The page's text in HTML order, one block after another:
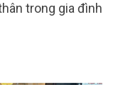
trong gia đình